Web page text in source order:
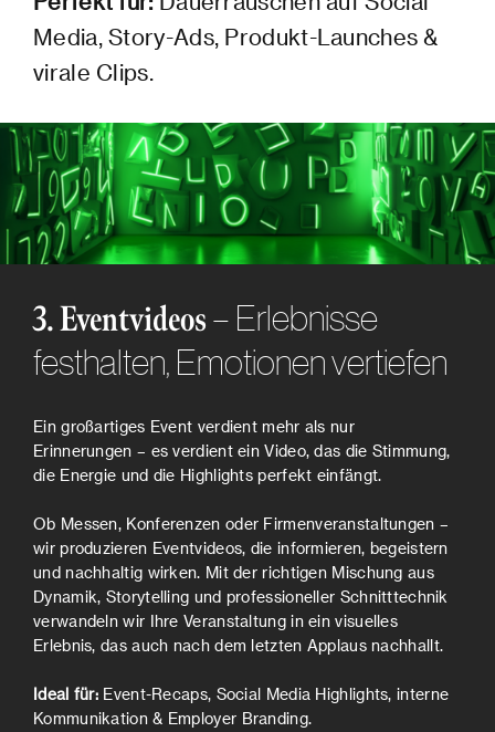
Media, Story-Ads, Produkt-Launches &
virale Clips.
3. Eventvideos– Erlebnisse
festhalten, Emotionen vertiefen
Ein großartiges Event verdient mehr als nur
Erinnerungen – es verdient ein Video, das die Stimmung,
die Energie und die Highlights perfekt einfängt.
Ob Messen, Konferenzen oder Firmenveranstaltungen –
wir produzieren Eventvideos, die informieren, begeistern
und nachhaltig wirken. Mit der richtigen Mischung aus
Dynamik, Storytelling und professioneller Schnitttechnik
verwandeln wir Ihre Veranstaltung in ein visuelles
Erlebnis, das auch nach dem letzten Applaus nachhallt.
Ideal für: Event-Recaps, Social Media Highlights, interne
Kommunikation & Employer Branding.